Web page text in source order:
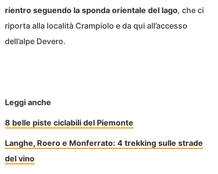
rientro seguendo la sponda orientale del lago, che ci
riporta alla località Crampiolo e da qui all’accesso
dell’alpe Devero.
Leggi anche
8 belle piste ciclabili del Piemonte
Langhe, Roero e Monferrato: 4 trekking sulle strade
del vino